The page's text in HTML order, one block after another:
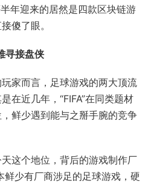
年迎来的居然是四款区块链游
傻了眼。
寻接盘侠
家而言，足球游戏的两大顶流
在近几年，“FIFA”在同类题材
鲜少遇到能与之掰手腕的竞争
这个地位，背后的游戏制作厂
鲜少有厂商涉足的足球游戏，硬